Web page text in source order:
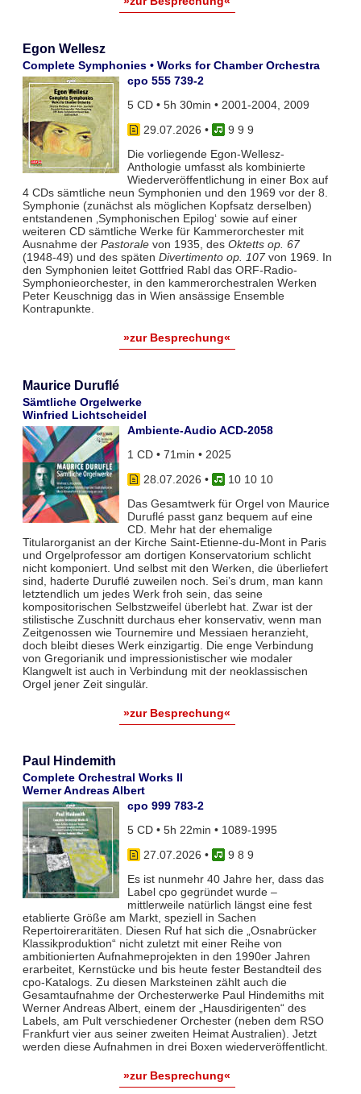
Egon Wellesz
Complete Symphonies • Works for Chamber Orchestra
cpo 555 739-2
5 CD • 5h 30min • 2001-2004, 2009
29.07.2026 •
9 9 9
Die vorliegende Egon-Wellesz-
Anthologie umfasst als kombinierte
Wiederveröffentlichung in einer Box auf
4 CDs sämtliche neun Symphonien und den 1969 vor der 8.
Symphonie (zunächst als möglichen Kopfsatz derselben)
entstandenen ‚Symphonischen Epilog‘ sowie auf einer
weiteren CD sämtliche Werke für Kammerorchester mit
Ausnahme der Pastoralevon 1935, des Oktetts op. 67
(1948-49) und des späten Divertimento op. 107von 1969. In
den Symphonien leitet Gottfried Rabl das ORF-Radio-
Symphonieorchester, in den kammerorchestralen Werken
Peter Keuschnigg das in Wien ansässige Ensemble
Kontrapunkte.
»zur Besprechung«
Maurice Duruflé
Sämtliche Orgelwerke
Winfried Lichtscheidel
Ambiente-Audio ACD-2058
1 CD • 71min • 2025
28.07.2026 •
10 10 10
Das Gesamtwerk für Orgel von Maurice
Duruflé passt ganz bequem auf eine
CD. Mehr hat der ehemalige
Titularorganist an der Kirche Saint-Etienne-du-Mont in Paris
und Orgelprofessor am dortigen Konservatorium schlicht
nicht komponiert. Und selbst mit den Werken, die überliefert
sind, haderte Duruflé zuweilen noch. Sei’s drum, man kann
letztendlich um jedes Werk froh sein, das seine
kompositorischen Selbstzweifel überlebt hat. Zwar ist der
stilistische Zuschnitt durchaus eher konservativ, wenn man
Zeitgenossen wie Tournemire und Messiaen heranzieht,
doch bleibt dieses Werk einzigartig. Die enge Verbindung
von Gregorianik und impressionistischer wie modaler
Klangwelt ist auch in Verbindung mit der neoklassischen
Orgel jener Zeit singulär.
»zur Besprechung«
Paul Hindemith
Complete Orchestral Works II
Werner Andreas Albert
cpo 999 783-2
5 CD • 5h 22min • 1089-1995
27.07.2026 •
9 8 9
Es ist nunmehr 40 Jahre her, dass das
Label cpo gegründet wurde –
mittlerweile natürlich längst eine fest
etablierte Größe am Markt, speziell in Sachen
Repertoireraritäten. Diesen Ruf hat sich die „Osnabrücker
Klassikproduktion“ nicht zuletzt mit einer Reihe von
ambitionierten Aufnahmeprojekten in den 1990er Jahren
erarbeitet, Kernstücke und bis heute fester Bestandteil des
cpo-Katalogs. Zu diesen Marksteinen zählt auch die
Gesamtaufnahme der Orchesterwerke Paul Hindemiths mit
Werner Andreas Albert, einem der „Hausdirigenten“ des
Labels, am Pult verschiedener Orchester (neben dem RSO
Frankfurt vier aus seiner zweiten Heimat Australien). Jetzt
werden diese Aufnahmen in drei Boxen wiederveröffentlicht.
»zur Besprechung«